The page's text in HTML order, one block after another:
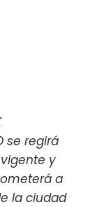
se regirá
y
a
la ciudad